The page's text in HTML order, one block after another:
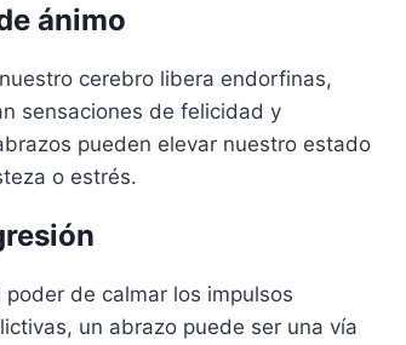
ánimo
cerebro libera endorfinas,
sensaciones de felicidad y
pueden elevar nuestro estado
o estrés.
de calmar los impulsos
un abrazo puede ser una vía